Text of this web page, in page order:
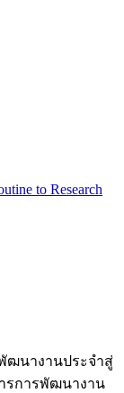
to Research
ฒนางานประจำสู่
ารการพัฒนางาน